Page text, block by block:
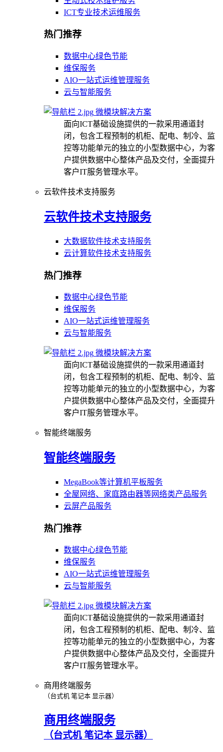
ICT专业技术运维服务
热门推荐
数据中心绿色节能
维保服务
AIO一站式运维管理服务
云与智能服务
微模块解决方案
面向ICT基础设施提供的一款采用通道封
闭，包含工程预制的机柜、配电、制冷、监
控等功能单元的独立的小型数据中心，为客
户提供数据中心整体产品及交付，全面提升
客户IT服务管理水平。
云软件技术支持服务
云软件技术支持服务
大数据软件技术支持服务
云计算软件技术支持服务
热门推荐
数据中心绿色节能
维保服务
AIO一站式运维管理服务
云与智能服务
微模块解决方案
面向ICT基础设施提供的一款采用通道封
闭，包含工程预制的机柜、配电、制冷、监
控等功能单元的独立的小型数据中心，为客
户提供数据中心整体产品及交付，全面提升
客户IT服务管理水平。
智能终端服务
智能终端服务
MegaBook等计算机平板服务
全屋网络、家庭路由器等网络类产品服务
云屏产品服务
热门推荐
数据中心绿色节能
维保服务
AIO一站式运维管理服务
云与智能服务
微模块解决方案
面向ICT基础设施提供的一款采用通道封
闭，包含工程预制的机柜、配电、制冷、监
控等功能单元的独立的小型数据中心，为客
户提供数据中心整体产品及交付，全面提升
客户IT服务管理水平。
商用终端服务
（台式机 笔记本 显示器）
商用终端服务
（台式机 笔记本 显示器）